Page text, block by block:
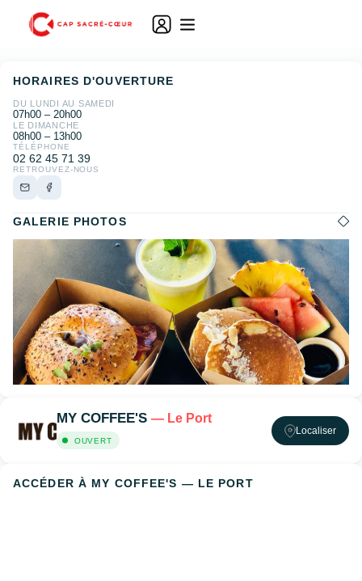
MY COFFEE'S — Le Port
OUVERT
Localiser
ACCÉDER À MY COFFEE'S — LE PORT
HORAIRES D'OUVERTURE
DU LUNDI AU SAMEDI
07h00 – 20h00
LE DIMANCHE
08h00 – 13h00
TÉLÉPHONE
02 62 45 71 39
RETROUVEZ-NOUS
GALERIE PHOTOS